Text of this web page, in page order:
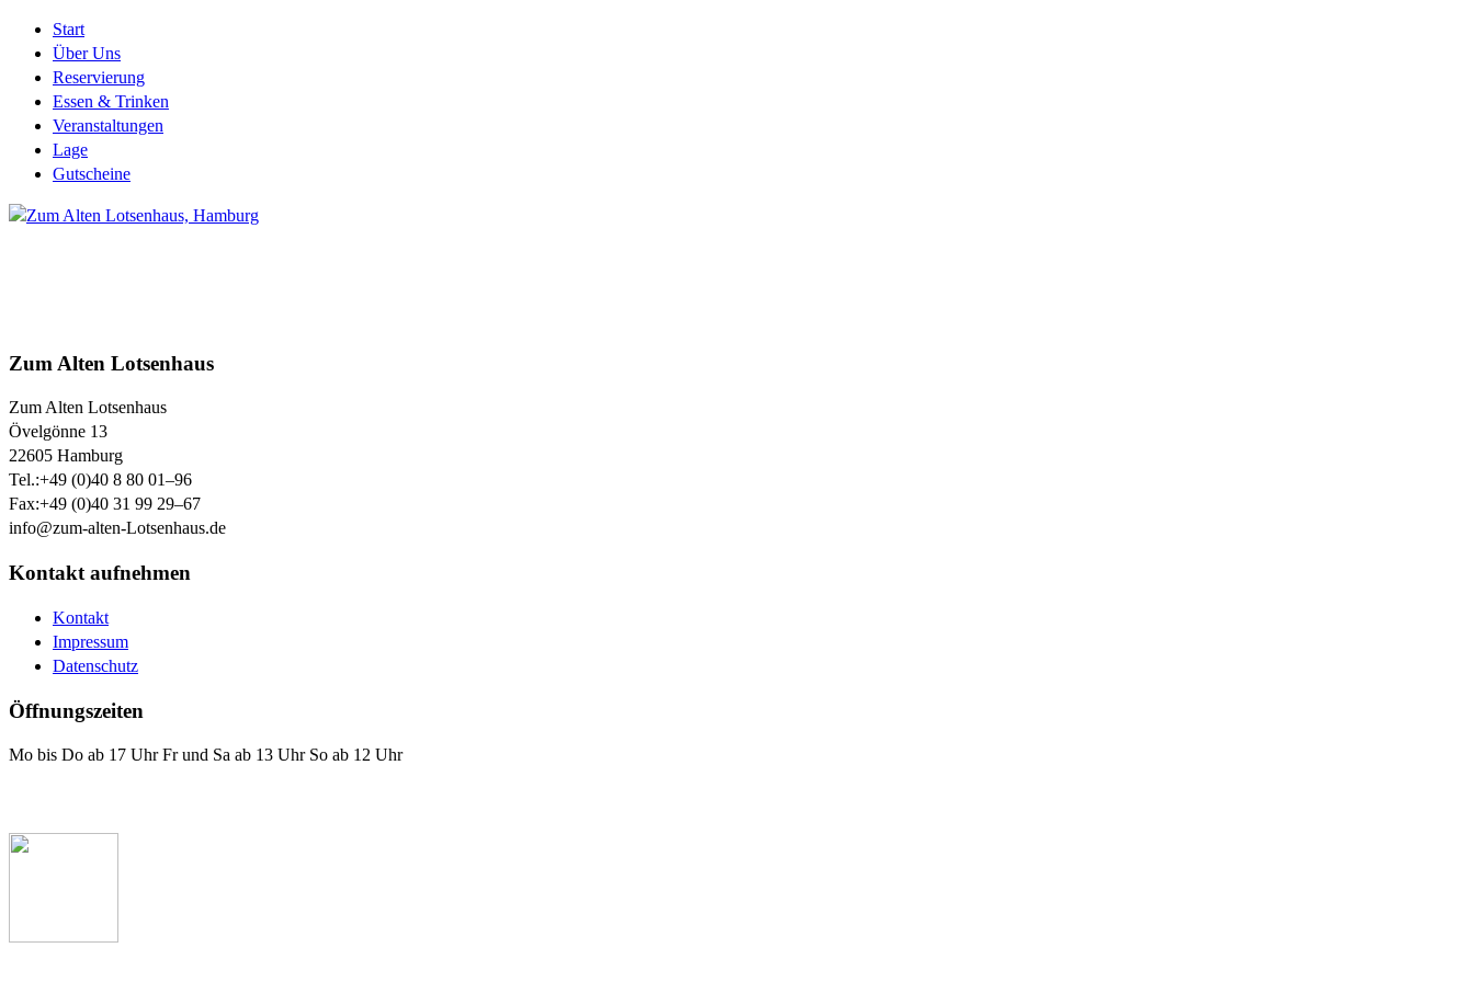
Start
Über Uns
Reservierung
Essen & Trinken
Veranstaltungen
Lage
Gutscheine
Zum Alten Lotsenhaus
Zum Alten Lotsenhaus
Övelgönne 13
22605 Hamburg
Tel.:+49 (0)40 8 80 01–96
Fax:+49 (0)40 31 99 29–67
info@zum-alten-Lotsenhaus.de
Kontakt aufnehmen
Kontakt
Impressum
Datenschutz
Öffnungszeiten
Mo bis Do ab 17 Uhr Fr und Sa ab 13 Uhr So ab 12 Uhr